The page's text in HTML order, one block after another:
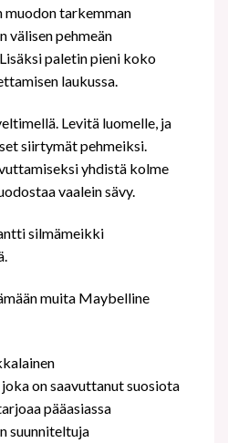
tarkemman
välisen pehmeän
paletin pieni koko
laukussa.
Levitä luomelle, ja
siirtymät pehmeiksi.
yhdistä kolme
vaalein sävy.
silmämeikki
muita Maybelline
on saavuttanut suosiota
pääasiassa
suunniteltuja